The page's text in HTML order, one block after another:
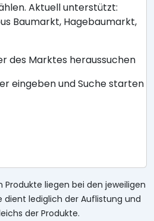
Aktuell unterstützt:
Baumarkt, Hagebaumarkt,
des Marktes heraussuchen
eingeben und Suche starten
Produkte liegen bei den jeweiligen
dient lediglich der Auflistung und
der Produkte.